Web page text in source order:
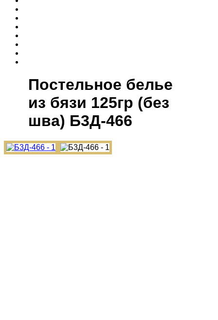
Постельное белье
из бязи 125гр (без
шва) Б3Д-466